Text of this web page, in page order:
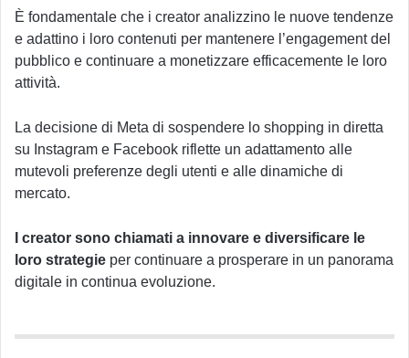
È fondamentale che i creator analizzino le nuove tendenze
e adattino i loro contenuti per mantenere l’engagement del
pubblico e continuare a monetizzare efficacemente le loro
attività.
La decisione di Meta di sospendere lo shopping in diretta
su Instagram e Facebook riflette un adattamento alle
mutevoli preferenze degli utenti e alle dinamiche di
mercato.
I creator sono chiamati a innovare e diversificare le
loro strategie per continuare a prosperare in un panorama
digitale in continua evoluzione.